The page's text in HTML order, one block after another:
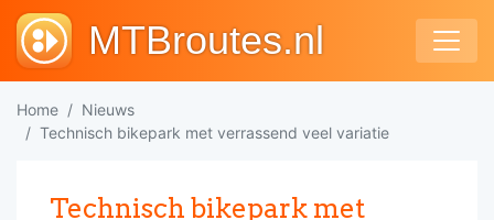
MTBroutes.nl
Home
Nieuws
Technisch bikepark met verrassend veel variatie
Technisch bikepark met